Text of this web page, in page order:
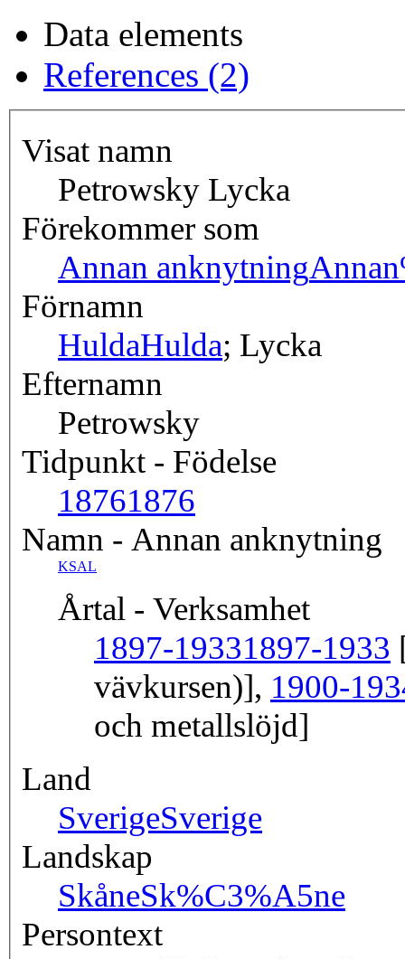
Data elements
References (2)
Visat namn
Petrowsky Lycka
Förekommer som
Annan anknytning
Förnamn
HuldaHulda; Lycka
Efternamn
Petrowsky
Tidpunkt - Födelse
18761876
Namn - Annan anknytning
KSAL
Årtal - Verksamhet
1897-19331897-1933
vävkursen)], 1900-
och metallslöjd]
Land
SverigeSverige
Landskap
SkåneSk%C3%A5ne
Persontext